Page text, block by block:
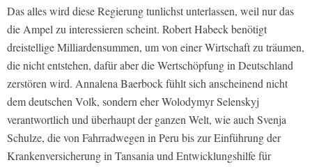
Das alles wird diese Regierung tunlichst unterlassen, weil nur das
die Ampel zu interessieren scheint. Robert Habeck benötigt
dreistellige Milliardensummen, um von einer Wirtschaft zu träumen,
die nicht entstehen, dafür aber die Wertschöpfung in Deutschland
zerstören wird. Annalena Baerbock fühlt sich anscheinend nicht
dem deutschen Volk, sondern eher Wolodymyr Selenskyj
verantwortlich und überhaupt der ganzen Welt, wie auch Svenja
Schulze, die von Fahrradwegen in Peru bis zur Einführung der
Krankenversicherung in Tansania und Entwicklungshilfe für